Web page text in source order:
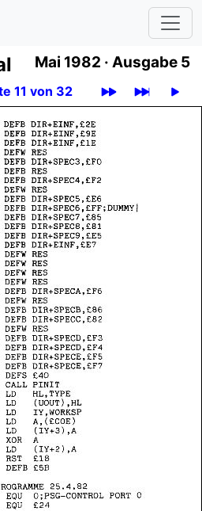
Mai 1982 · Ausgabe 5
11 von 32